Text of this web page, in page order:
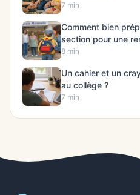
7 min
Comment bien
section pour une
8 min
Un cahier et un
au collège ?
7 min